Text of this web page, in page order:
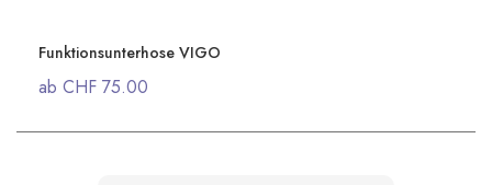
Funktionsunterhose VIGO
ab CHF 75.00